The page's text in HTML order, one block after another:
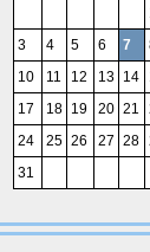
3
4 5 6 7
10
11 12 13 14
17
18 19 20 21
24
25 26 27 28
31